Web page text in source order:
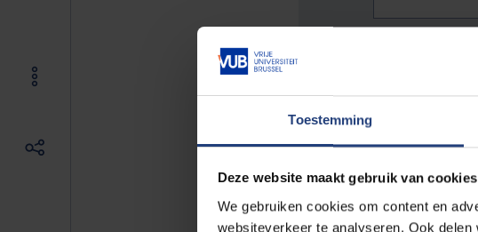
Toestemming
Deze website maakt gebruik van cookies
We gebruiken cookies om content en
websiteverkeer te analyseren. Ook